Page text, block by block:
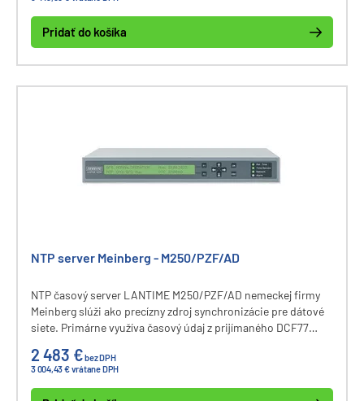
Pridať do košíka
NTP server Meinberg - M250/PZF/AD
NTP časový server LANTIME M250/PZF/AD nemeckej firmy
Meinberg slúži ako precízny zdroj synchronizácie pre dátové
siete. Primárne využíva časový údaj z prijímaného DCF77
oscilátor.
2 483 €bez DPH
3 004,43 € vrátane DPH